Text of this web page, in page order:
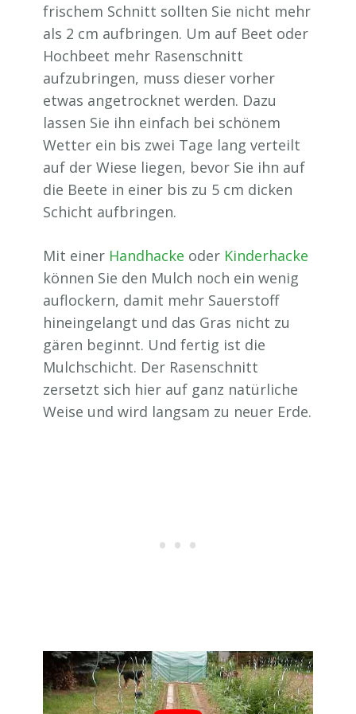
frischem Schnitt sollten Sie nicht mehr
als 2 cm aufbringen. Um auf Beet oder
Hochbeet mehr Rasenschnitt
aufzubringen, muss dieser vorher
etwas angetrocknet werden. Dazu
lassen Sie ihn einfach bei schönem
Wetter ein bis zwei Tage lang verteilt
auf der Wiese liegen, bevor Sie ihn auf
die Beete in einer bis zu 5 cm dicken
Schicht aufbringen.
Mit einer Handhacke oder Kinderhacke
können Sie den Mulch noch ein wenig
auflockern, damit mehr Sauerstoff
hineingelangt und das Gras nicht zu
gären beginnt. Und fertig ist die
Mulchschicht. Der Rasenschnitt
zersetzt sich hier auf ganz natürliche
Weise und wird langsam zu neuer Erde.